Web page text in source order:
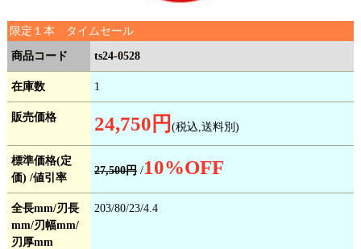
限定１本 タイムセール
商品コード ts24-0528
在庫数 1
販売価格 24,750円 (税込,送料別)
標準価格(定
価) /値引率
27,500円 /10%OFF
全長mm/刃長
mm/刃幅mm/
刃厚mm
203/80/23/4.4